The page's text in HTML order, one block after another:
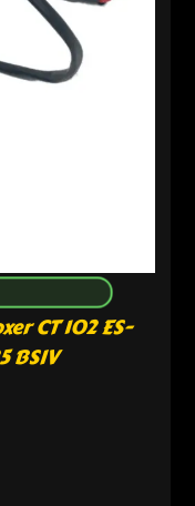
CT 102 ES-
BSIV